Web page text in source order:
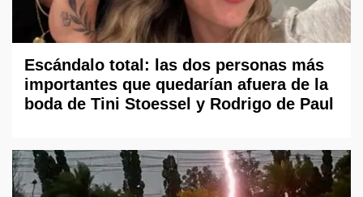
Escándalo total: las dos personas más
importantes que quedarían afuera de la
boda de Tini Stoessel y Rodrigo de Paul